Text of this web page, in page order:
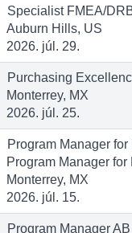
Specialist FMEA/
Auburn Hills, US
2026. júl. 29.
Purchasing
Monterrey, MX
2026. júl. 25.
Program Manager
Program Manager for
Monterrey, MX
2026. júl. 15.
Program Manager AB